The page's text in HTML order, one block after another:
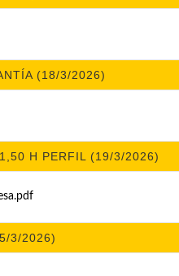
(18/3/2026)
H PERFIL (19/3/2026)
3/2026)